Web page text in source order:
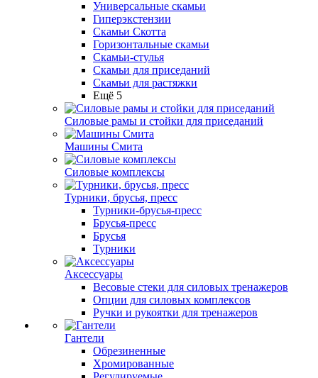
Универсальные скамьи
Гиперэкстензии
Скамьи Скотта
Горизонтальные скамьи
Скамьи-стулья
Скамьи для приседаний
Скамьи для растяжки
Ещё 5
Силовые рамы и стойки для приседаний
Машины Смита
Силовые комплексы
Турники, брусья, пресс
Турники-брусья-пресс
Брусья-пресс
Брусья
Турники
Аксессуары
Весовые стеки для силовых тренажеров
Опции для силовых комплексов
Ручки и рукоятки для тренажеров
Гантели
Обрезиненные
Хромированные